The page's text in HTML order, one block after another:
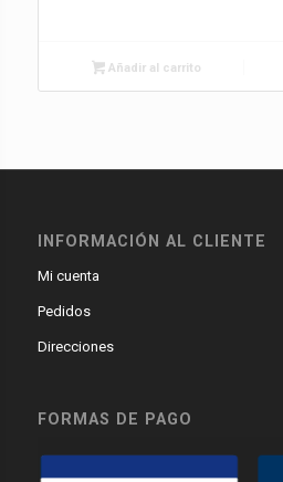
Añadir al carrito
INFORMACIÓN AL CLIENTE
Mi cuenta
Pedidos
Direcciones
FORMAS DE PAGO